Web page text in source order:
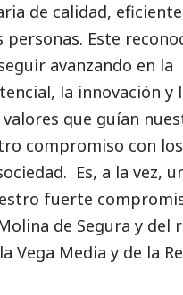
de calidad,
personas. Este
avanzando en la
la innovación y
que guían
compromiso con los
Es, a la vez,
fuerte
de Segura y del
Vega Media y de la